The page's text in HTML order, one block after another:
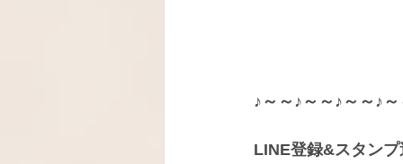
♪～～♪～～♪～～♪
LINE登録&スタンプ